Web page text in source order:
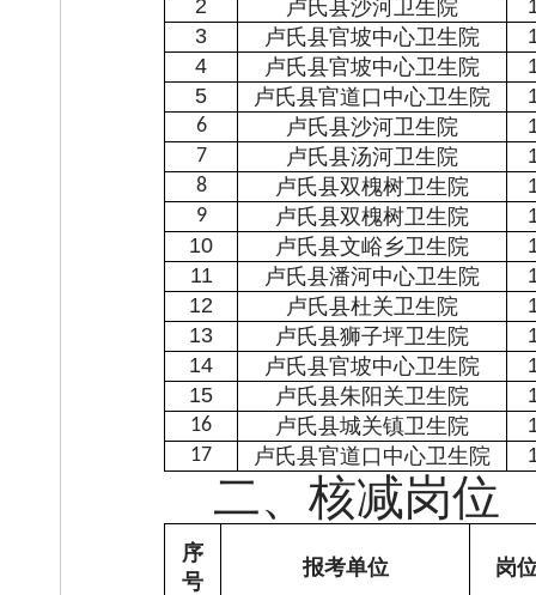
2
卢氏县沙河卫生院
3
卢氏县官坡中心卫生院
4
卢氏县官坡中心卫生院
5
卢氏县官道口中心卫生院
6 卢氏县沙河卫生院
7 卢氏县汤河卫生院
8 卢氏县双槐树卫生院
9 卢氏县双槐树卫生院
10 卢氏县文峪乡卫生院
11 卢氏县潘河中心卫生院
12 卢氏县杜关卫生院
13 卢氏县狮子坪卫生院
14 卢氏县官坡中心卫生院
15 卢氏县朱阳关卫生院
16 卢氏县城关镇卫生院
17 卢氏县官道口中心卫生院
二、核减岗位
序
号
报考单位 岗